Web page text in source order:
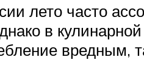
лето часто
в
вредным,